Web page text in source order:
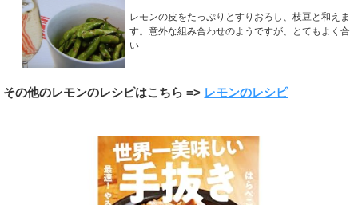
レモンの皮をたっぷりとすりおろし、枝豆と和えま
す。意外な組み合わせのようですが、とてもよく合
い ･･･
その他のレモンのレシピはこちら => レモンのレシピ